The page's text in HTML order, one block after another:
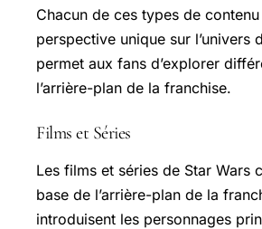
Chacun de ces types de
perspective unique sur l’univers
permet aux fans d’explorer
l’arrière-plan de la franchise.
Films et Séries
Les films et séries de Star Wars
base de l’arrière-plan de la
introduisent les personnages